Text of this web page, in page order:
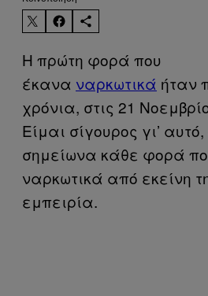
Η πρώτη φορά που
έκανα ναρκωτικά ήταν
χρόνια, στις 21
Είμαι σίγουρος γι’
σημείωνα κάθε φορά
ναρκωτικά από εκείνη
εμπειρία.